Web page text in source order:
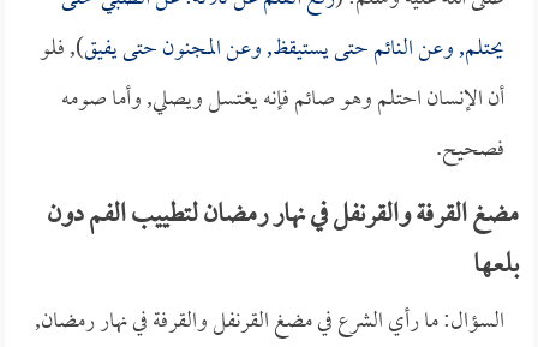
يحتلم, وعن النائم حتى يستيقظ, وعن المجنون حتى يفيق), فلو
أن الإنسان احتلم وهو صائم فإنه يغتسل ويصلي, وأما صومه
فصحيح.
مضغ القرفة والقرنفل في نهار رمضان لتطييب الفم دون
بلعها
السؤال: ما رأي الشرع في مضغ القرنفل والقرفة في نهار رمضان,